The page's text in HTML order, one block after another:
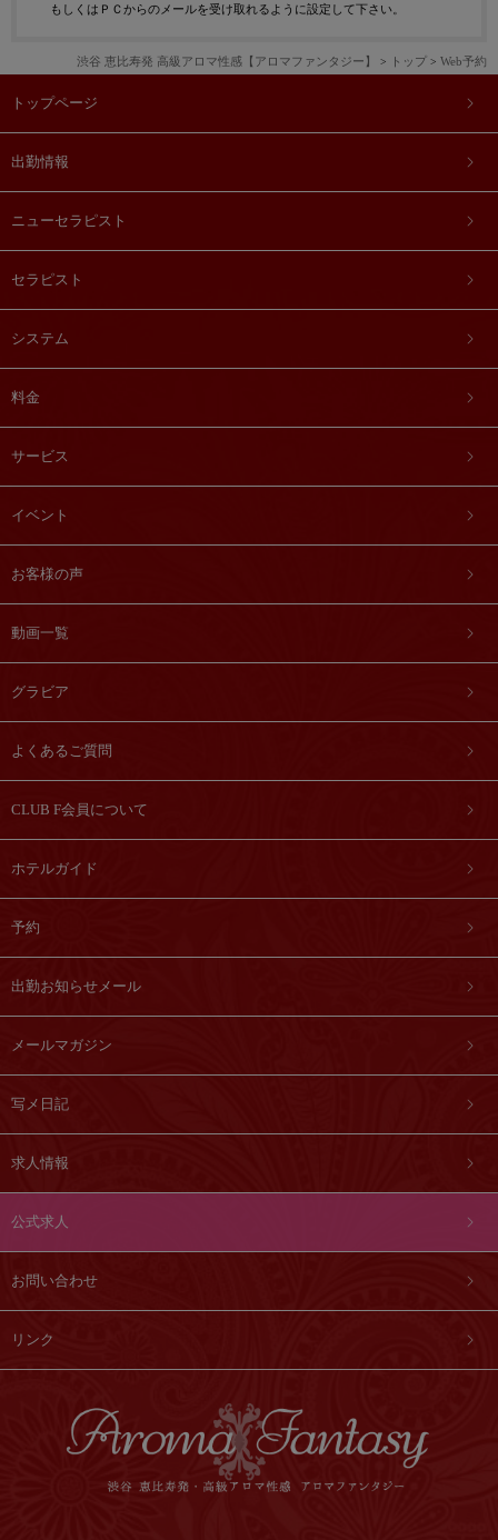
もしくはＰＣからのメールを受け取れるように設定して下さい。
渋谷 恵比寿発 高級アロマ性感【アロマファンタジー】 トップ Web予約
トップページ
出勤情報
ニューセラピスト
セラピスト
システム
料金
サービス
イベント
お客様の声
動画一覧
グラビア
よくあるご質問
CLUB F会員について
ホテルガイド
予約
出勤お知らせメール
メールマガジン
写メ日記
求人情報
公式求人
お問い合わせ
リンク